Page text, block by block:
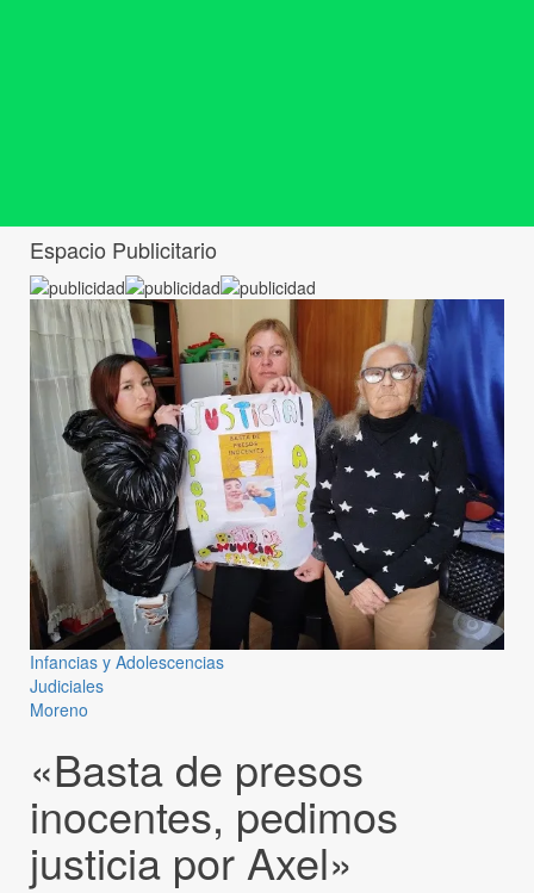
Espacio Publicitario
Infancias y Adolescencias
Judiciales
Moreno
«Basta de presos
inocentes, pedimos
justicia por Axel»